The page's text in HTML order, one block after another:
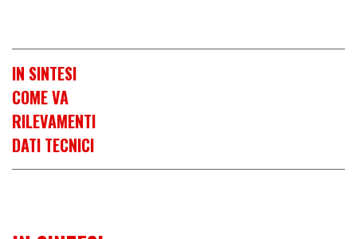
IN SINTESI
COME VA
RILEVAMENTI
DATI TECNICI